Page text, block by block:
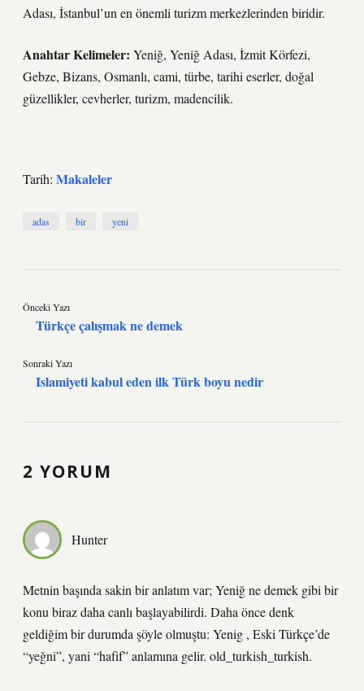
Adası, İstanbul’un en önemli turizm merkezlerinden biridir.
Anahtar Kelimeler: Yeniğ, Yeniğ Adası, İzmit Körfezi,
Gebze, Bizans, Osmanlı, cami, türbe, tarihi eserler, doğal
güzellikler, cevherler, turizm, madencilik.
Tarih: Makaleler
adas bir yeni
Önceki Yazı
Türkçe çalışmak ne demek
Sonraki Yazı
Islamiyeti kabul eden ilk Türk boyu nedir
2 YORUM
Hunter
Metnin başında sakin bir anlatım var; Yeniğ ne demek gibi bir
konu biraz daha canlı başlayabilirdi. Daha önce denk
geldiğim bir durumda şöyle olmuştu: Yenig , Eski Türkçe’de
“yeğni”, yani “hafif” anlamına gelir. old_turkish_turkish.